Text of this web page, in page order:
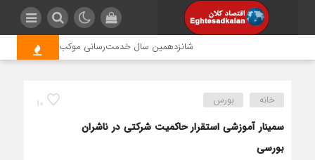
شانزدهمین سال خدمت‌رسانی موکب امام رضا (ع)
10 خانه بورس
سمینار آموزشی استقرار حاکمیت شرکتی در ناشران
بورسی